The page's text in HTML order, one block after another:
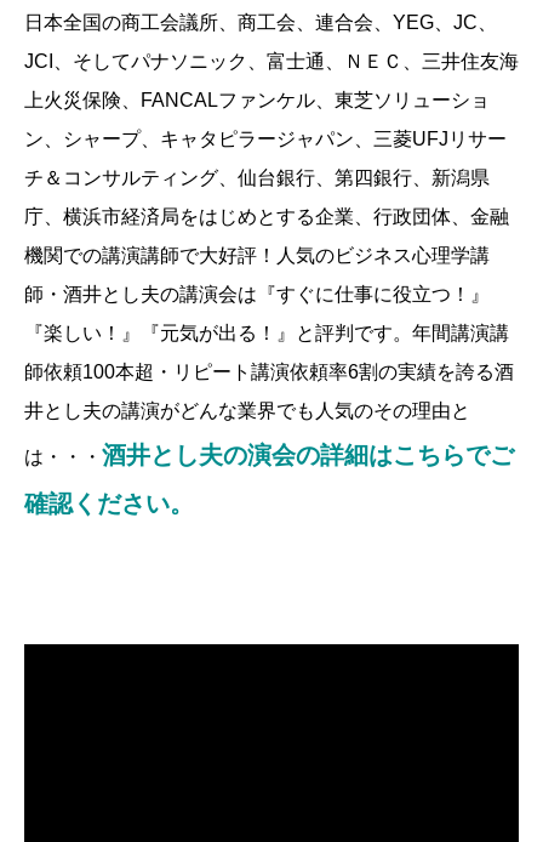
日本全国の商工会議所、商工会、連合会、YEG、JC、
JCI、そしてパナソニック、富士通、ＮＥＣ、三井住友海
上火災保険、FANCALファンケル、東芝ソリューショ
ン、シャープ、キャタピラージャパン、三菱UFJリサー
チ＆コンサルティング、仙台銀行、第四銀行、新潟県
庁、横浜市経済局をはじめとする企業、行政団体、金融
機関での講演講師で大好評！人気のビジネス心理学講
師・酒井とし夫の講演会は『すぐに仕事に役立つ！』
『楽しい！』『元気が出る！』と評判です。年間講演講
師依頼100本超・リピート講演依頼率6割の実績を誇る酒
井とし夫の講演がどんな業界でも人気のその理由と
は・・・ 酒井とし夫の演会の詳細はこちらでご
確認ください。